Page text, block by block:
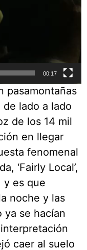
00:17
pasamontañas
lado a lado
de los 14 mil
en llegar
fenomenal
‘Fairly Local’,
y es que
noche y las
ya se hacían
caer al suelo